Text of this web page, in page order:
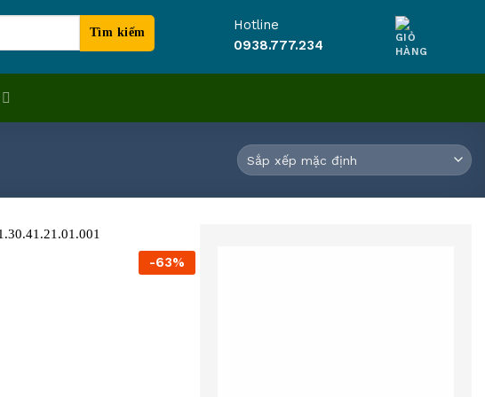
Hotline
0938.777.234
-63%